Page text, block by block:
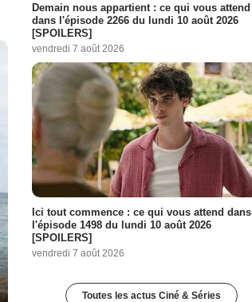
Demain nous appartient : ce qui vous attend
dans l'épisode 2266 du lundi 10 août 2026
[SPOILERS]
vendredi 7 août 2026
Ici tout commence : ce qui vous attend dans
l'épisode 1498 du lundi 10 août 2026
[SPOILERS]
vendredi 7 août 2026
Toutes les actus Ciné & Séries